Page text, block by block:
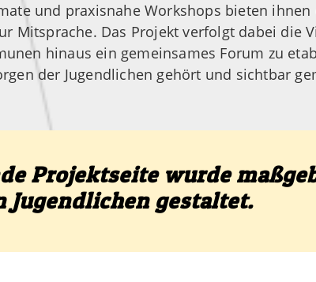
und praxisnahe Workshops bieten ihnen
Mitsprache. Das Projekt verfolgt dabei die
hinaus ein gemeinsames Forum zu
der Jugendlichen gehört und sichtbar
Projektseite wurde
Jugendlichen gestaltet.